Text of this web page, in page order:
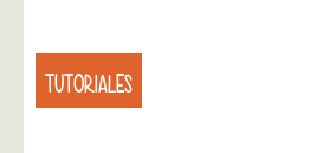
TUTORIALES